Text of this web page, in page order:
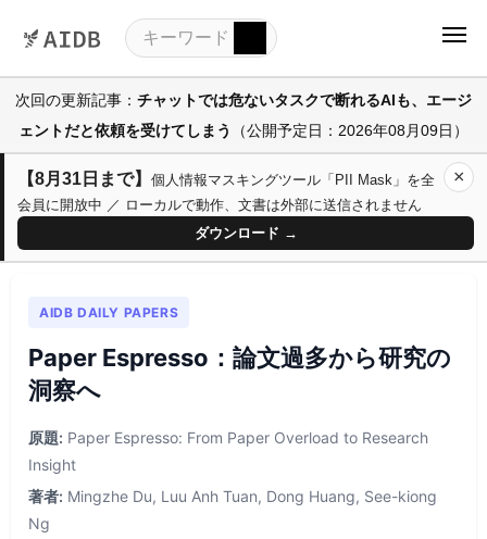
次回の更新記事： チャットでは危ないタスクで断れるAIも、エージ
ェントだと依頼を受けてしまう
（公開予定日：2026年08月09日）
【8月31日まで】 個人情報マスキングツール「PII Mask」を全
会員に開放中 ／ ローカルで動作、文書は外部に送信されません
ダウンロード →
×
AIDB DAILY PAPERS
Paper Espresso：論文過多から研究の
洞察へ
原題: Paper Espresso: From Paper Overload to Research
Insight
著者: Mingzhe Du, Luu Anh Tuan, Dong Huang, See-kiong
Ng